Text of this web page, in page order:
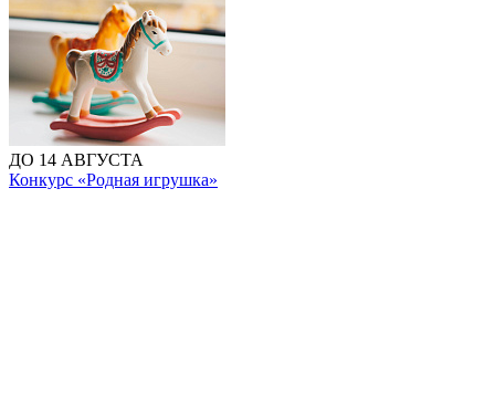
ДО 14 АВГУСТА
Конкурс «Родная игрушка»